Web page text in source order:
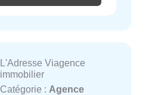
L'Adresse Viagence
immobilier
Catégorie : Agence